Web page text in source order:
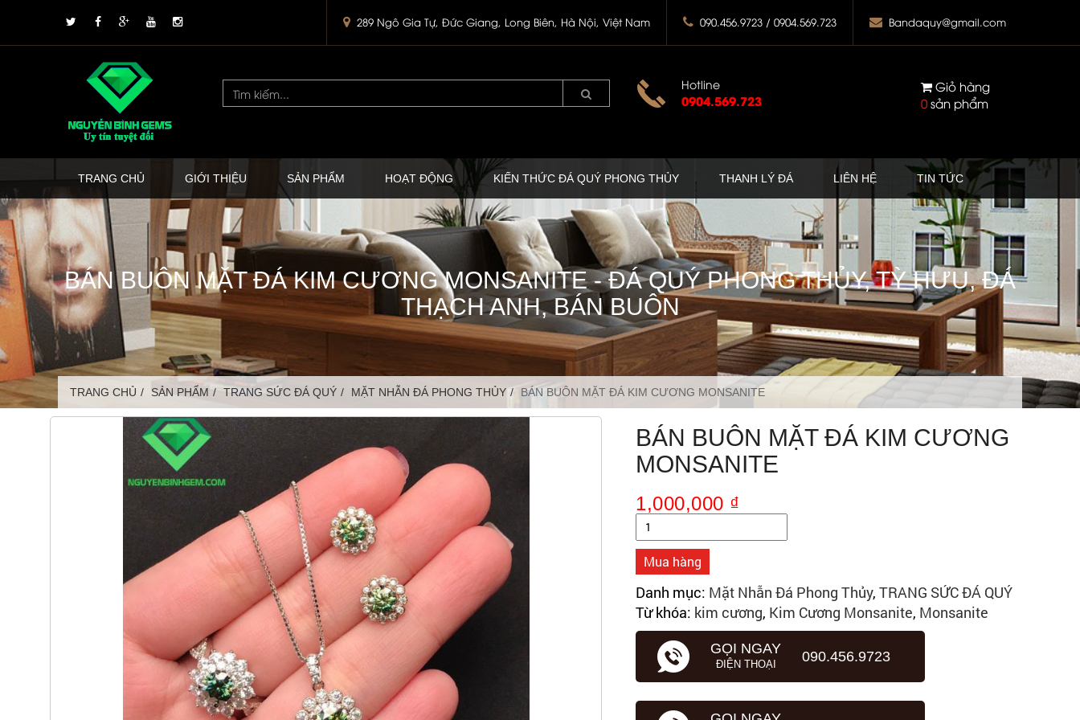
289 Ngô Gia Tự, Đức Giang, Long Biên, Hà Nội, Việt Nam 090.456.9723 / 0904.569.723 Bandaquy@gmail.com
Hotline
0904.569.723
Giỏ hàng
0 sản phẩm
TRANG CHỦ GIỚI THIỆU SẢN PHẨM HOẠT ĐỘNG KIẾN THỨC ĐÁ QUÝ PHONG THỦY THANH LÝ ĐÁ LIÊN HỆ TIN TỨC
BÁN BUÔN MẶT ĐÁ KIM CƯƠNG MONSANITE - ĐÁ QUÝ PHONG THỦY, TỲ HƯU, ĐÁ
THẠCH ANH, BÁN BUÔN
TRANG CHỦ SẢN PHẨM TRANG SỨC ĐÁ QUÝ MẶT NHẪN ĐÁ PHONG THỦY BÁN BUÔN MẶT ĐÁ KIM CƯƠNG MONSANITE
BÁN BUÔN MẶT ĐÁ KIM CƯƠNG
MONSANITE
1,000,000 ₫
lượng
Mua hàng
Danh mục: Mặt Nhẫn Đá Phong Thủy,TRANG SỨC ĐÁ QUÝ
Từ khóa: kim cương, Kim Cương Monsanite, Monsanite
GỌI NGAY
ĐIỆN THOẠI 090.456.9723